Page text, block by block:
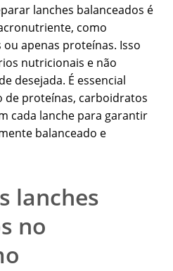
lanches balanceados é
como
apenas proteínas. Isso
nutricionais e não
desejada. É essencial
de proteínas, carboidratos
cada lanche para garantir
balanceado e
lanches
no